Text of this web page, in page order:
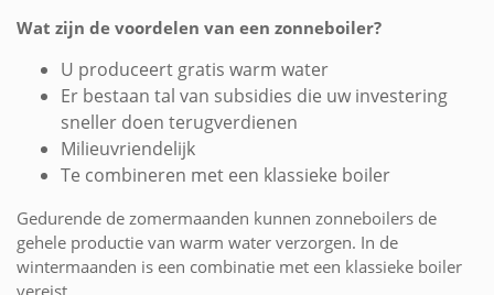
Wat zijn de voordelen van een zonneboiler?
U produceert gratis warm water
Er bestaan tal van subsidies die uw investering
sneller doen terugverdienen
Milieuvriendelijk
Te combineren met een klassieke boiler
Gedurende de zomermaanden kunnen zonneboilers de
gehele productie van warm water verzorgen. In de
wintermaanden is een combinatie met een klassieke boiler